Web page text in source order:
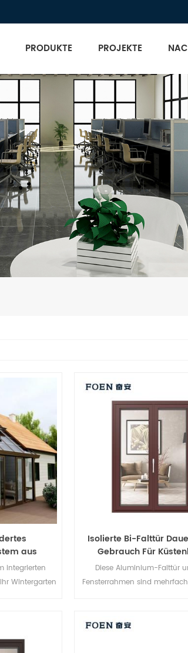
PRODUKTE PROJEKTE
aus
Glas
integrierten
Wintergarten
Isolierte Bi-Falttür
Gebrauch Für
Diese Aluminium-Falttür
Fensterrahmen sind
Verschiedene Türtypen